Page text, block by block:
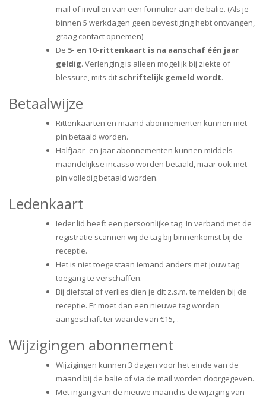
mail of invullen van een formulier aan de balie. (Als je
binnen 5 werkdagen geen bevestiging hebt ontvangen,
graag contact opnemen)
De 5- en 10-rittenkaart is na aanschaf één jaar
geldig. Verlenging is alleen mogelijk bij ziekte of
blessure, mits dit schriftelijk gemeld wordt.
Betaalwijze
Rittenkaarten en maand abonnementen kunnen met
pin betaald worden.
Halfjaar- en jaar abonnementen kunnen middels
maandelijkse incasso worden betaald, maar ook met
pin volledig betaald worden.
Ledenkaart
Ieder lid heeft een persoonlijke tag. In verband met de
registratie scannen wij de tag bij binnenkomst bij de
receptie.
Het is niet toegestaan iemand anders met jouw tag
toegang te verschaffen.
Bij diefstal of verlies dien je dit z.s.m. te melden bij de
receptie. Er moet dan een nieuwe tag worden
aangeschaft ter waarde van €15,-.
Wijzigingen abonnement
Wijzigingen kunnen 3 dagen voor het einde van de
maand bij de balie of via de mail worden doorgegeven.
Met ingang van de nieuwe maand is de wijziging van